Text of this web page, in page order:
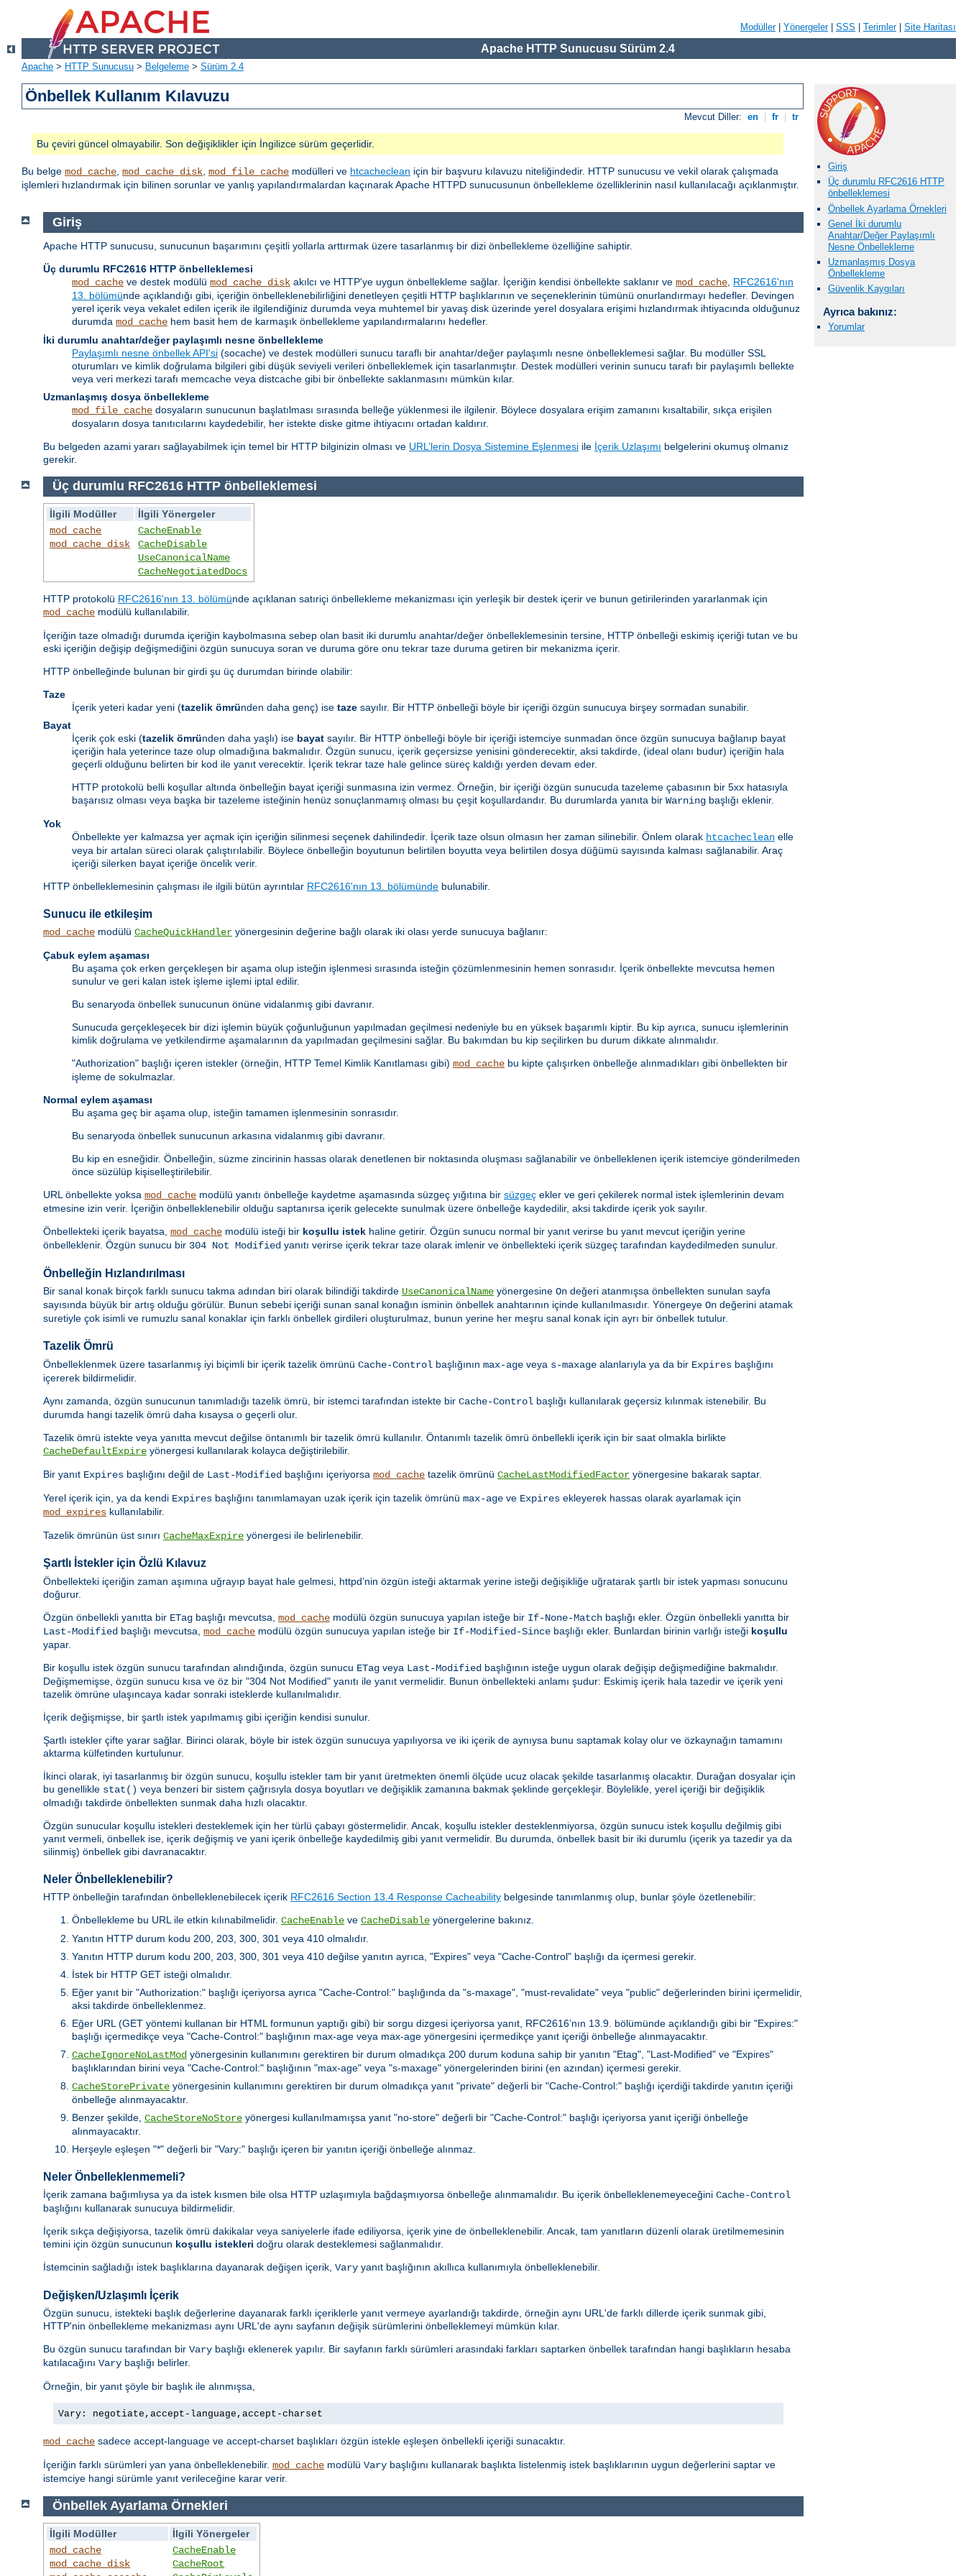
Modüller| Yönergeler| SSS Terimler| Site Haritası
Apache HTTP Sunucusu Sürüm 2.4
Apache > HTTP Sunucusu > Belgeleme > Sürüm 2.4
Önbellek Kullanım Kılavuzu
Mevcut Diller: en fr tr
Bu çeviri güncel olmayabilir. Son değişiklikler için İngilizce sürüm geçerlidir.
Bu belge mod_cache, mod_cache_disk, mod_file_cache modülleri ve htcacheclean için bir başvuru kılavuzu niteliğindedir. HTTP sunucusu ve vekil olarak çalışmada
işlemleri hızlandırmak için bilinen sorunlar ve yanlış yapılandırmalardan kaçınarak Apache HTTPD sunucusunun önbellekleme özelliklerinin nasıl kullanılacağı açıklanmıştır.
Giriş
Üç durumlu RFC2616 HTTP
önbelleklemesi
Önbellek Ayarlama Örnekleri
Genel İki durumlu
Anahtar/Değer Paylaşımlı
Nesne Önbellekleme
Uzmanlaşmış Dosya
Önbellekleme
Güvenlik Kaygıları
Ayrıca bakınız:
Yorumlar
Giriş
Apache HTTP sunucusu, sunucunun başarımını çeşitli yollarla arttırmak üzere tasarlanmış bir dizi önbellekleme özelliğine sahiptir.
Üç durumlu RFC2616 HTTP önbelleklemesi
mod_cache ve destek modülü mod_cache_disk akılcı ve HTTP'ye uygun önbellekleme sağlar. İçeriğin kendisi önbellekte saklanır ve mod_cache RFC2616'nın
13. bölümünde açıklandığı gibi, içeriğin önbelleklenebilirliğini denetleyen çeşitli HTTP başlıklarının ve seçeneklerinin tümünü onurlandırmayı hedefler. Devingen
yerel içerik veya vekalet edilen içerik ile ilgilendiğiniz durumda veya muhtemel bir yavaş disk üzerinde yerel dosyalara erişimi hızlandırmak ihtiyacında olduğunuz
durumda mod_cache hem basit hem de karmaşık önbellekleme yapılandırmalarını hedefler.
İki durumlu anahtar/değer paylaşımlı nesne önbellekleme
Paylaşımlı nesne önbellek API'si (socache) ve destek modülleri sunucu taraflı bir anahtar/değer paylaşımlı nesne önbelleklemesi sağlar. Bu modüller SSL
oturumları ve kimlik doğrulama bilgileri gibi düşük seviyeli verileri önbelleklemek için tasarlanmıştır. Destek modülleri verinin sunucu tarafı bir paylaşımlı bellekte
veya veri merkezi tarafı memcache veya distcache gibi bir önbellekte saklanmasını mümkün kılar.
Uzmanlaşmış dosya önbellekleme
mod_file_cache dosyaların sunucunun başlatılması sırasında belleğe yüklenmesi ile ilgilenir. Böylece dosyalara erişim zamanını kısaltabilir, sıkça erişilen
dosyaların dosya tanıtıcılarını kaydedebilir, her istekte diske gitme ihtiyacını ortadan kaldırır.
Bu belgeden azami yararı sağlayabilmek için temel bir HTTP bilginizin olması ve URL’lerin Dosya Sistemine Eşlenmesi ile İçerik Uzlaşımı belgelerini okumuş olmanız
gerekir.
Üç durumlu RFC2616 HTTP önbelleklemesi
İlgili Modüller
İlgili Yönergeler
mod_cache
mod_cache_disk
CacheEnable
CacheDisable
UseCanonicalName
CacheNegotiatedDocs
HTTP protokolü RFC2616'nın 13. bölümünde açıklanan satıriçi önbellekleme mekanizması için yerleşik bir destek içerir ve bunun getirilerinden yararlanmak için
mod_cache modülü kullanılabilir.
İçeriğin taze olmadığı durumda içeriğin kaybolmasına sebep olan basit iki durumlu anahtar/değer önbelleklemesinin tersine, HTTP önbelleği eskimiş içeriği tutan ve bu
eski içeriğin değişip değişmediğini özgün sunucuya soran ve duruma göre onu tekrar taze duruma getiren bir mekanizma içerir.
HTTP önbelleğinde bulunan bir girdi şu üç durumdan birinde olabilir:
Taze
İçerik yeteri kadar yeni (tazelik ömründen daha genç) ise taze sayılır. Bir HTTP önbelleği böyle bir içeriği özgün sunucuya birşey sormadan sunabilir.
Bayat
İçerik çok eski (tazelik ömründen daha yaşlı) ise bayat sayılır. Bir HTTP önbelleği böyle bir içeriği istemciye sunmadan önce özgün sunucuya bağlanıp bayat
içeriğin hala yeterince taze olup olmadığına bakmalıdır. Özgün sunucu, içerik geçersizse yenisini gönderecektir, aksi takdirde, (ideal olanı budur) içeriğin hala
geçerli olduğunu belirten bir kod ile yanıt verecektir. İçerik tekrar taze hale gelince süreç kaldığı yerden devam eder.
HTTP protokolü belli koşullar altında önbelleğin bayat içeriği sunmasına izin vermez. Örneğin, bir içeriği özgün sunucuda tazeleme çabasının bir 5xx hatasıyla
başarısız olması veya başka bir tazeleme isteğinin henüz sonuçlanmamış olması bu çeşit koşullardandır. Bu durumlarda yanıta bir Warning başlığı eklenir.
Yok
Önbellekte yer kalmazsa yer açmak için içeriğin silinmesi seçenek dahilindedir. İçerik taze olsun olmasın her zaman silinebilir. Önlem olarak htcacheclean elle
veya bir artalan süreci olarak çalıştırılabilir. Böylece önbelleğin boyutunun belirtilen boyutta veya belirtilen dosya düğümü sayısında kalması sağlanabilir. Araç
içeriği silerken bayat içeriğe öncelik verir.
HTTP önbelleklemesinin çalışması ile ilgili bütün ayrıntılar RFC2616'nın 13. bölümünde bulunabilir.
Sunucu ile etkileşim
mod_cache modülü CacheQuickHandler yönergesinin değerine bağlı olarak iki olası yerde sunucuya bağlanır:
Çabuk eylem aşaması
Bu aşama çok erken gerçekleşen bir aşama olup isteğin işlenmesi sırasında isteğin çözümlenmesinin hemen sonrasıdır. İçerik önbellekte mevcutsa hemen
sunulur ve geri kalan istek işleme işlemi iptal edilir.
Bu senaryoda önbellek sunucunun önüne vidalanmış gibi davranır.
Sunucuda gerçekleşecek bir dizi işlemin büyük çoğunluğunun yapılmadan geçilmesi nedeniyle bu en yüksek başarımlı kiptir. Bu kip ayrıca, sunucu işlemlerinin
kimlik doğrulama ve yetkilendirme aşamalarının da yapılmadan geçilmesini sağlar. Bu bakımdan bu kip seçilirken bu durum dikkate alınmalıdır.
"Authorization" başlığı içeren istekler (örneğin, HTTP Temel Kimlik Kanıtlaması gibi) mod_cache bu kipte çalışırken önbelleğe alınmadıkları gibi önbellekten bir
işleme de sokulmazlar.
Normal eylem aşaması
Bu aşama geç bir aşama olup, isteğin tamamen işlenmesinin sonrasıdır.
Bu senaryoda önbellek sunucunun arkasına vidalanmış gibi davranır.
Bu kip en esneğidir. Önbelleğin, süzme zincirinin hassas olarak denetlenen bir noktasında oluşması sağlanabilir ve önbelleklenen içerik istemciye gönderilmeden
önce süzülüp kişiselleştirilebilir.
URL önbellekte yoksa mod_cache modülü yanıtı önbelleğe kaydetme aşamasında süzgeç yığıtına bir süzgeç ekler ve geri çekilerek normal istek işlemlerinin devam
etmesine izin verir. İçeriğin önbelleklenebilir olduğu saptanırsa içerik gelecekte sunulmak üzere önbelleğe kaydedilir, aksi takdirde içerik yok sayılır.
Önbellekteki içerik bayatsa, mod_cache modülü isteği bir koşullu istek haline getirir. Özgün sunucu normal bir yanıt verirse bu yanıt mevcut içeriğin yerine
önbelleklenir. Özgün sunucu bir 304 Not Modified yanıtı verirse içerik tekrar taze olarak imlenir ve önbellekteki içerik süzgeç tarafından kaydedilmeden sunulur.
Önbelleğin Hızlandırılması
Bir sanal konak birçok farklı sunucu takma adından biri olarak bilindiği takdirde UseCanonicalName yönergesine On değeri atanmışsa önbellekten sunulan sayfa
sayısında büyük bir artış olduğu görülür. Bunun sebebi içeriği sunan sanal konağın isminin önbellek anahtarının içinde kullanılmasıdır. Yönergeye On değerini atamak
suretiyle çok isimli ve rumuzlu sanal konaklar için farklı önbellek girdileri oluşturulmaz, bunun yerine her meşru sanal konak için ayrı bir önbellek tutulur.
Tazelik Ömrü
Önbelleklenmek üzere tasarlanmış iyi biçimli bir içerik tazelik ömrünü Cache-Control başlığının max-age veya s-maxage alanlarıyla ya da bir Expires başlığını
içererek bildirmelidir.
Aynı zamanda, özgün sunucunun tanımladığı tazelik ömrü, bir istemci tarafından istekte bir Cache-Control başlığı kullanılarak geçersiz kılınmak istenebilir. Bu
durumda hangi tazelik ömrü daha kısaysa o geçerli olur.
Tazelik ömrü istekte veya yanıtta mevcut değilse öntanımlı bir tazelik ömrü kullanılır. Öntanımlı tazelik ömrü önbellekli içerik için bir saat olmakla birlikte
CacheDefaultExpire yönergesi kullanılarak kolayca değiştirilebilir.
Bir yanıt Expires başlığını değil de Last-Modified başlığını içeriyorsa mod_cache tazelik ömrünü CacheLastModifiedFactor yönergesine bakarak saptar.
Yerel içerik için, ya da kendi Expires başlığını tanımlamayan uzak içerik için tazelik ömrünü max-age ve Expires ekleyerek hassas olarak ayarlamak için
mod_expires kullanılabilir.
Tazelik ömrünün üst sınırı CacheMaxExpire yönergesi ile belirlenebilir.
Şartlı İstekler için Özlü Kılavuz
Önbellekteki içeriğin zaman aşımına uğrayıp bayat hale gelmesi, httpd’nin özgün isteği aktarmak yerine isteği değişikliğe uğratarak şartlı bir istek yapması sonucunu
doğurur.
Özgün önbellekli yanıtta bir ETag başlığı mevcutsa, mod_cache modülü özgün sunucuya yapılan isteğe bir If-None-Match başlığı ekler. Özgün önbellekli yanıtta bir
Last-Modified başlığı mevcutsa, mod_cache modülü özgün sunucuya yapılan isteğe bir If-Modified-Since başlığı ekler. Bunlardan birinin varlığı isteği koşullu
yapar.
Bir koşullu istek özgün sunucu tarafından alındığında, özgün sunucu ETag veya Last-Modified başlığının isteğe uygun olarak değişip değişmediğine bakmalıdır.
Değişmemişse, özgün sunucu kısa ve öz bir "304 Not Modified" yanıtı ile yanıt vermelidir. Bunun önbellekteki anlamı şudur: Eskimiş içerik hala tazedir ve içerik yeni
tazelik ömrüne ulaşıncaya kadar sonraki isteklerde kullanılmalıdır.
İçerik değişmişse, bir şartlı istek yapılmamış gibi içeriğin kendisi sunulur.
Şartlı istekler çifte yarar sağlar. Birinci olarak, böyle bir istek özgün sunucuya yapılıyorsa ve iki içerik de aynıysa bunu saptamak kolay olur ve özkaynağın tamamını
aktarma külfetinden kurtulunur.
İkinci olarak, iyi tasarlanmış bir özgün sunucu, koşullu istekler tam bir yanıt üretmekten önemli ölçüde ucuz olacak şekilde tasarlanmış olacaktır. Durağan dosyalar için
bu genellikle stat() veya benzeri bir sistem çağrısıyla dosya boyutları ve değişiklik zamanına bakmak şeklinde gerçekleşir. Böylelikle, yerel içeriği bir değişiklik
olmadığı takdirde önbellekten sunmak daha hızlı olacaktır.
Özgün sunucular koşullu istekleri desteklemek için her türlü çabayı göstermelidir. Ancak, koşullu istekler desteklenmiyorsa, özgün sunucu istek koşullu değilmiş gibi
yanıt vermeli, önbellek ise, içerik değişmiş ve yani içerik önbelleğe kaydedilmiş gibi yanıt vermelidir. Bu durumda, önbellek basit bir iki durumlu (içerik ya tazedir ya da
silinmiş) önbellek gibi davranacaktır.
Neler Önbelleklenebilir?
HTTP önbelleğin tarafından önbelleklenebilecek içerik RFC2616 Section 13.4 Response Cacheability belgesinde tanımlanmış olup, bunlar şöyle özetlenebilir:
Önbellekleme bu URL ile etkin kılınabilmelidir. CacheEnable ve CacheDisable yönergelerine bakınız.
Yanıtın HTTP durum kodu 200, 203, 300, 301 veya 410 olmalıdır.
Yanıtın HTTP durum kodu 200, 203, 300, 301 veya 410 değilse yanıtın ayrıca, "Expires" veya "Cache-Control" başlığı da içermesi gerekir.
İstek bir HTTP GET isteği olmalıdır.
Eğer yanıt bir "Authorization:" başlığı içeriyorsa ayrıca "Cache-Control:" başlığında da "s-maxage", "must-revalidate" veya "public" değerlerinden birini içermelidir,
aksi takdirde önbelleklenmez.
Eğer URL (GET yöntemi kullanan bir HTML formunun yaptığı gibi) bir sorgu dizgesi içeriyorsa yanıt, RFC2616’nın 13.9. bölümünde açıklandığı gibi bir "Expires:"
başlığı içermedikçe veya "Cache-Control:" başlığının max-age veya max-age yönergesini içermedikçe yanıt içeriği önbelleğe alınmayacaktır.
CacheIgnoreNoLastMod yönergesinin kullanımını gerektiren bir durum olmadıkça 200 durum koduna sahip bir yanıtın "Etag", "Last-Modified" ve "Expires"
başlıklarından birini veya "Cache-Control:" başlığının "max-age" veya "s-maxage" yönergelerinden birini (en azından) içermesi gerekir.
CacheStorePrivate yönergesinin kullanımını gerektiren bir durum olmadıkça yanıt "private" değerli bir "Cache-Control:" başlığı içerdiği takdirde yanıtın içeriği
önbelleğe alınmayacaktır.
Benzer şekilde, CacheStoreNoStore yönergesi kullanılmamışsa yanıt "no-store" değerli bir "Cache-Control:" başlığı içeriyorsa yanıt içeriği önbelleğe
alınmayacaktır.
Herşeyle eşleşen "*" değerli bir "Vary:" başlığı içeren bir yanıtın içeriği önbelleğe alınmaz.
Neler Önbelleklenmemeli?
İçerik zamana bağımlıysa ya da istek kısmen bile olsa HTTP uzlaşımıyla bağdaşmıyorsa önbelleğe alınmamalıdır. Bu içerik önbelleklenemeyeceğini Cache-Control
başlığını kullanarak sunucuya bildirmelidir.
İçerik sıkça değişiyorsa, tazelik ömrü dakikalar veya saniyelerle ifade ediliyorsa, içerik yine de önbelleklenebilir. Ancak, tam yanıtların düzenli olarak üretilmemesinin
temini için özgün sunucunun koşullu istekleri doğru olarak desteklemesi sağlanmalıdır.
İstemcinin sağladığı istek başlıklarına dayanarak değişen içerik, Vary yanıt başlığının akıllıca kullanımıyla önbelleklenebilir.
Değişken/Uzlaşımlı İçerik
Özgün sunucu, istekteki başlık değerlerine dayanarak farklı içeriklerle yanıt vermeye ayarlandığı takdirde, örneğin aynı URL'de farklı dillerde içerik sunmak gibi,
HTTP'nin önbellekleme mekanizması aynı URL'de aynı sayfanın değişik sürümlerini önbelleklemeyi mümkün kılar.
Bu özgün sunucu tarafından bir Vary başlığı eklenerek yapılır. Bir sayfanın farklı sürümleri arasındaki farkları saptarken önbellek tarafından hangi başlıkların hesaba
katılacağını Vary başlığı belirler.
Örneğin, bir yanıt şöyle bir başlık ile alınmışsa,
Vary: negotiate,accept-language,accept-charset
mod_cache sadece accept-language ve accept-charset başlıkları özgün istekle eşleşen önbellekli içeriği sunacaktır.
İçeriğin farklı sürümleri yan yana önbelleklenebilir. mod_cache modülü Vary başlığını kullanarak başlıkta listelenmiş istek başlıklarının uygun değerlerini saptar ve
istemciye hangi sürümle yanıt verileceğine karar verir.
Önbellek Ayarlama Örnekleri
İlgili Modüller
İlgili Yönergeler
mod_cache
mod_cache_disk
CacheEnable
CacheRoot